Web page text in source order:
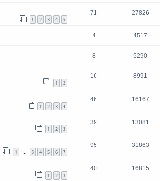
1 2 3 4 5
71 27826
4 4517
8 5290
1 2
16 8991
1 2 3 4
46 16167
1 2 3
39 13081
1 … 3 4 5 6 7
95 31863
1 2 3
40 16815